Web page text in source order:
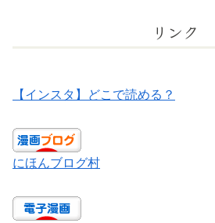
リンク
【インスタ】どこで読める？
にほんブログ村